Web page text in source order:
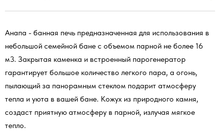
Анапа - банная печь предназначенная для использования в
небольшой семейной бане с объемом парной не более 16
м3. Закрытая каменка и встроенный парогенератор
гарантирует большое количество легкого пара, а огонь,
пылающий за панорамным стеклом подарит атмосферу
тепла и уюта в вашей бане. Кожух из природного камня,
создаст приятную атмосферу в парной, излучая мягкое
тепло.